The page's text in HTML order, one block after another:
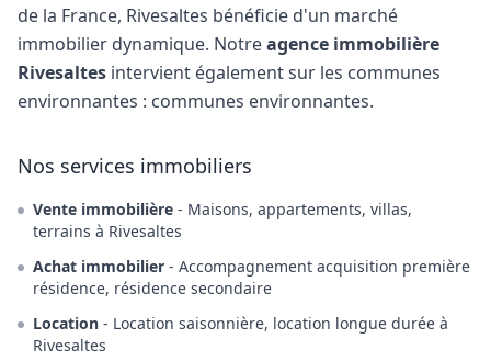
de la France, Rivesaltes bénéficie d'un marché
immobilier dynamique. Notreagence immobilière
Rivesaltes intervient également sur les communes
environnantes : communes environnantes.
Nos services immobiliers
Vente immobilière - Maisons, appartements, villas,
terrains à Rivesaltes
Achat immobilier - Accompagnement acquisition première
résidence, résidence secondaire
Location - Location saisonnière, location longue durée à
Rivesaltes